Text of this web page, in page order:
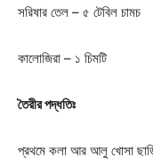
সরিষার তেল – ৫ টেবিল চামচ
কালোজিরা – ১ চিমটি
তৈরীর পদ্ধতিঃ
প্রথমে কলা আর আলু খোসা